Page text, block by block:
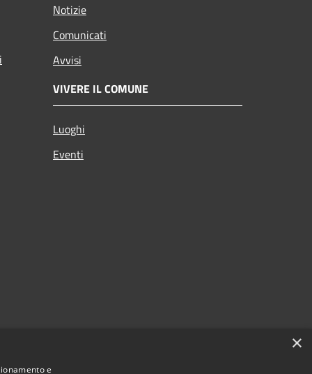
Notizie
Comunicati
Avvisi
VIVERE IL COMUNE
Luoghi
Eventi
×
e